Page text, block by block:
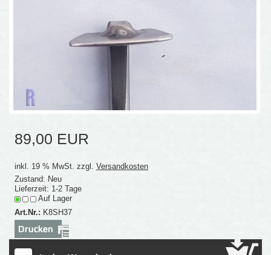
89,00 EUR
inkl. 19 % MwSt. zzgl. Versandkosten
Zustand: Neu
Lieferzeit: 1-2 Tage
Auf Lager
Art.Nr.: K8SH37